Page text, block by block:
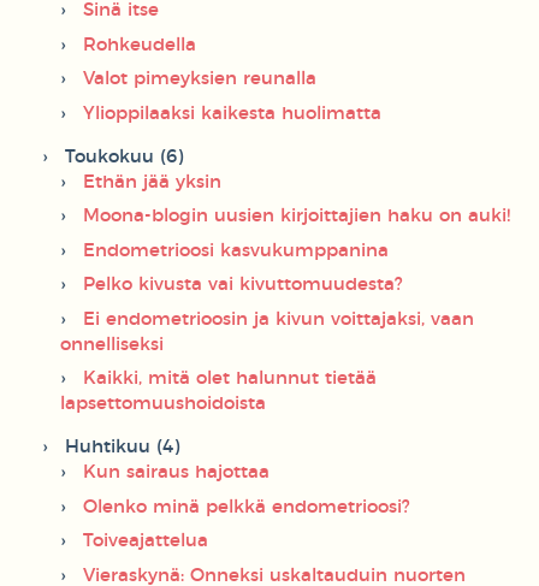
Sinä itse
Rohkeudella
Valot pimeyksien reunalla
Ylioppilaaksi kaikesta huolimatta
Toukokuu (6)
Ethän jää yksin
Moona-blogin uusien kirjoittajien haku on auki!
Endometrioosi kasvukumppanina
Pelko kivusta vai kivuttomuudesta?
Ei endometrioosin ja kivun voittajaksi, vaan
onnelliseksi
Kaikki, mitä olet halunnut tietää
lapsettomuushoidoista
Huhtikuu (4)
Kun sairaus hajottaa
Olenko minä pelkkä endometrioosi?
Toiveajattelua
Vieraskynä: Onneksi uskaltauduin nuorten